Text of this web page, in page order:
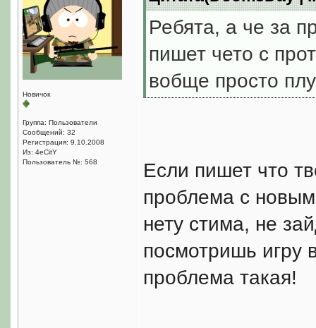
Новичок
Группа: Пользователи
Сообщений: 32
Регистрация: 9.10.2008
Из: 4eCitY
Пользователь №: 568
Ребята, а че за
пишет чето с
вобще просто
Если пишет что
проблема с
нету стима, не
посмотришь игру
проблема такая!